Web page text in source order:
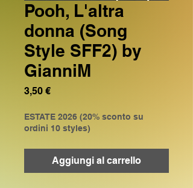
Pooh, L'altra
donna (Song
Style SFF2) by
GianniM
3,50 €Prezzo
ESTATE 2026 (20% sconto su
ordini 10 styles)
Aggiungi al carrello